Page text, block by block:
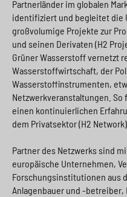
Partnerländer im globalen
identifiziert und begleitet die
großvolumige Projekte zur
und seinen Derivaten (H2
Grüner Wasserstoff vernetzt
Wasserstoffwirtschaft, der
Wasserstoffinstrumenten,
Netzwerkveranstaltungen.
einen kontinuierlichen
dem Privatsektor (H2 Network).
Partner des Netzwerks sind
europäische Unternehmen,
Forschungsinstitutionen aus
Anlagenbauer und -